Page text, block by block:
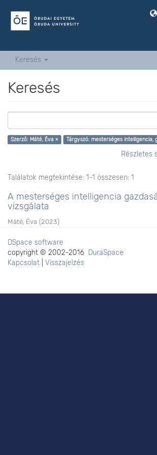
Keresés
Keresés
Szerző: Máté, Éva × Tárgyszó: mesterséges intelligencia,
Részletes
Találatok megtekintése: 1-1 összesen: 1
A mesterséges intelligencia
vizsgálata
Máté, Éva (2023)
DSpace software
copyright © 2002-2016 DuraSpace
Kapcsolat
Visszajelzés